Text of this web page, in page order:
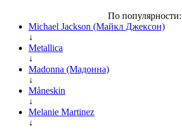
По популярности:
Michael Jackson (Майкл Джексон)
↓
Metallica
↓
Madonna (Мадонна)
↓
Måneskin
↓
Melanie Martinez
↓